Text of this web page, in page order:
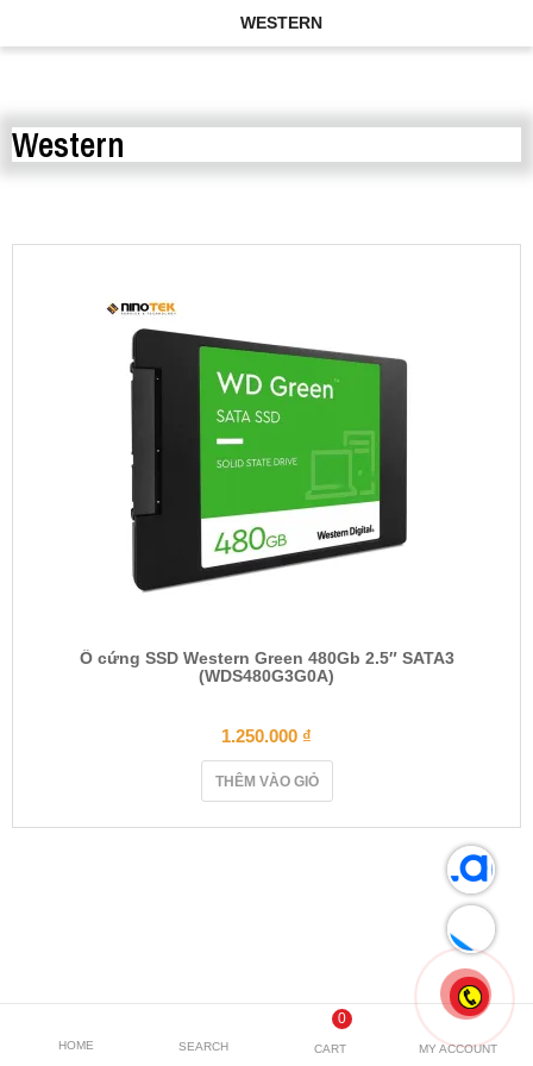
WESTERN
Western
Ổ cứng SSD Western Green 480Gb 2.5″ SATA3
(WDS480G3G0A)
1.250.000 ₫
THÊM VÀO GIỎ
HOME SEARCH
0
CART MY ACCOUNT